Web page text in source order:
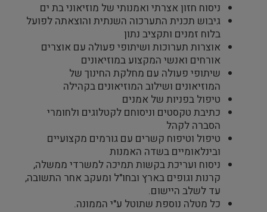
ניסוח חזון אצרתי ואמנותי של מוזיאוני בת ים
גיבוש תכנית התערכוה השנתית והוצאתה לפועל
בלוח זמנים ותקציב נתון
אוצרות תערוכות ושיתופי פעולה עם אוצרים
אורחים ואנשי המקצוע במוזיאונים
שיתופי פעולה עם מחלקת החינוך של
המוזיאונים ושילוב המוזיאונים בקהילה
טיפול בפניות של אמנים
כתיבת טקסטים וניסוחם לקטלוגים ולחומרי
הסברה לקהל
טיפול וטיפוח קשרים עם גורמים מקצועיים
ובינלאומיים בשדה האמנות
ניסוח ועריכת בקשות תמיכה למשרדי ממשלה,
קרנות וגופים בארץ ובחו"ל ומעקב אחר התשובה,
עד לשלב היישום.
כל מטלה נוספת שתוטל ע"י הממונה.